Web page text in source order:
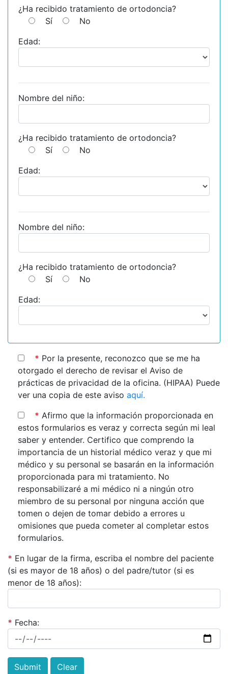
¿Ha recibido tratamiento de ortodoncia?
Sí
No
Edad:
Nombre del niño:
¿Ha recibido tratamiento de ortodoncia?
Sí
No
Edad:
Nombre del niño:
¿Ha recibido tratamiento de ortodoncia?
Sí
No
Edad:
* Por la presente, reconozco que se me ha
otorgado el derecho de revisar el Aviso de
prácticas de privacidad de la oficina. (HIPAA) Puede
ver una copia de este aviso aquí.
* Afirmo que la información proporcionada en
estos formularios es veraz y correcta según mi leal
saber y entender. Certifico que comprendo la
importancia de un historial médico veraz y que mi
médico y su personal se basarán en la información
proporcionada para mi tratamiento. No
responsabilizaré a mi médico ni a ningún otro
miembro de su personal por ninguna acción que
tomen o dejen de tomar debido a errores u
omisiones que pueda cometer al completar estos
formularios.
* En lugar de la firma, escriba el nombre del paciente
(si es mayor de 18 años) o del padre/tutor (si es
menor de 18 años):
* Fecha: